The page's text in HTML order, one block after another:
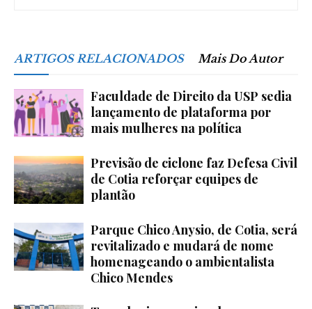
ARTIGOS RELACIONADOS Mais Do Autor
Faculdade de Direito da USP sedia
lançamento de plataforma por
mais mulheres na política
Previsão de ciclone faz Defesa Civil
de Cotia reforçar equipes de
plantão
Parque Chico Anysio, de Cotia, será
revitalizado e mudará de nome
homenageando o ambientalista
Chico Mendes